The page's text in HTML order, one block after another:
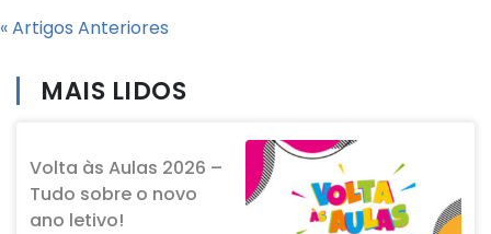
« Artigos Anteriores
MAIS LIDOS
Volta às Aulas 2026 –
Tudo sobre o novo
ano letivo!